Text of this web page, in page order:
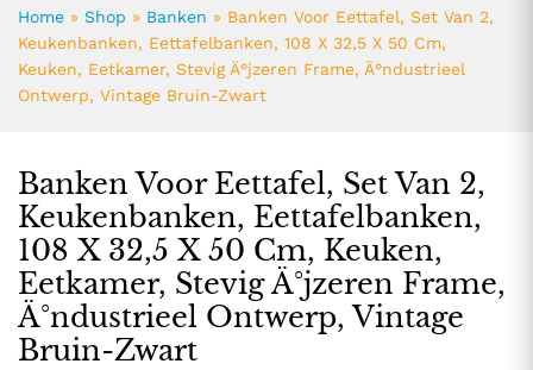
Home » Shop » Banken » Banken Voor Eettafel, Set Van 2,
Keukenbanken, Eettafelbanken, 108 X 32,5 X 50 Cm,
Keuken, Eetkamer, Stevig Ä°jzeren Frame, Ä°ndustrieel
Ontwerp, Vintage Bruin-Zwart
Banken Voor Eettafel, Set Van 2,
Keukenbanken, Eettafelbanken,
108 X 32,5 X 50 Cm, Keuken,
Eetkamer, Stevig Ä°jzeren Frame,
Ä°ndustrieel Ontwerp, Vintage
Bruin-Zwart